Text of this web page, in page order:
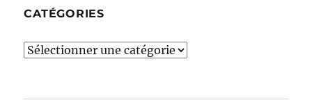
CATÉGORIES
Catégories